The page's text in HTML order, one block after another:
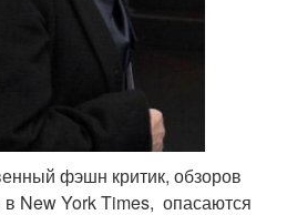
фэшн критик, обзоров
New York Times, опасаются